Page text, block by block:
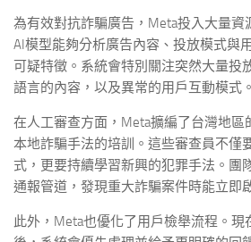
為有效對抗詐騙廣告，Meta投入大量資
AI模型能夠分析廣告內容、投放模式與
可疑特徵。系統會特別關注突然大量投
語言的內容，以及異常的用戶互動模式。
在人工審查方面，Meta擴編了台灣地區
本地詐騙手法的培訓。這些審查員不僅
式，更要持續學習新興的犯罪手法。團
通報管道，發現重大詐騙案件時能立即
此外，Meta也優化了用戶檢舉流程。現